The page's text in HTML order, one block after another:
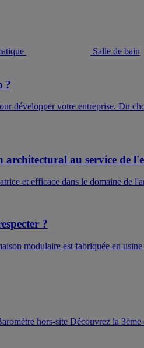
Salle de bain
?
développer votre entreprise. Du
au service de
et efficace dans le domaine de
?
modulaire est fabriquée en
hors-site Découvrez la